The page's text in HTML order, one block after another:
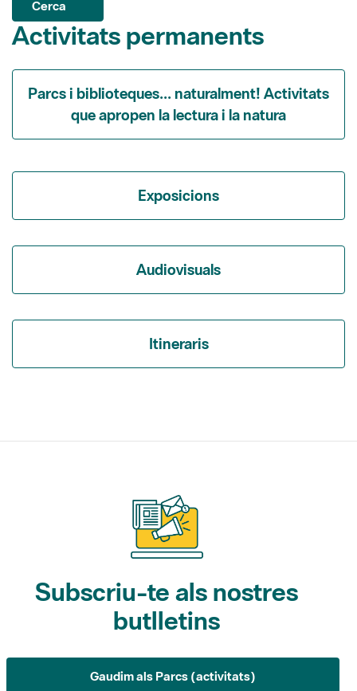
Parcs i biblioteques... naturalment! Activitats
Exposicions
Subscriu-te als nostres
butlletins
Gaudim als Parcs (activitats)
L'Informatiu dels Parcs